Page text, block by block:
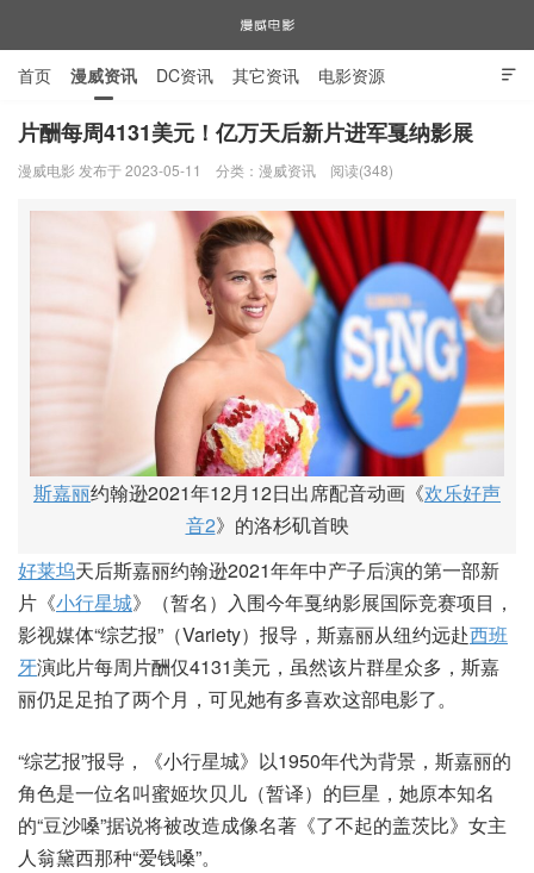

首页 漫威资讯 DC资讯 其它资讯 电影资源
电视剧资源 漫威图片
片酬每周4131美元！亿万天后新片进军戛纳影展
漫威电影 发布于 2023-05-11 分类： 漫威资讯 阅读(348)
斯嘉丽约翰逊2021年12月12日出席配音动画《欢乐好声
音2》的洛杉矶首映
好莱坞天后斯嘉丽约翰逊2021年年中产子后演的第一部新
片《小行星城》（暂名）入围今年戛纳影展国际竞赛项目，
影视媒体“综艺报”（Variety）报导，斯嘉丽从纽约远赴西班
牙演此片每周片酬仅4131美元，虽然该片群星众多，斯嘉
丽仍足足拍了两个月，可见她有多喜欢这部电影了。
“综艺报”报导，《小行星城》以1950年代为背景，斯嘉丽的
角色是一位名叫蜜姬坎贝儿（暂译）的巨星，她原本知名
的“豆沙嗓”据说将被改造成像名著《了不起的盖茨比》女主
人翁黛西那种“爱钱嗓”。